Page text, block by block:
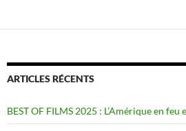
ARTICLES RÉCENTS
BEST OF FILMS 2025 : L’Amérique en feu